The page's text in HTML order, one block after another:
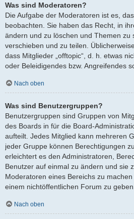
Was sind Moderatoren?
Die Aufgabe der Moderatoren ist es,
beobachten. Sie haben das Recht, in
ändern und zu löschen und Themen zu
verschieben und zu teilen.
dass Mitglieder „offtopic“, d. h. etwas
oder Beleidigendes bzw. Angreifendes
Nach oben
Was sind Benutzergruppen?
Benutzergruppen sind Gruppen von
des Boards in für die Board-
aufteilt. Jedes Mitglied kann mehreren
jeder Gruppe können Berechtigungen
erleichtert es den Administratoren,
Benutzer auf einmal zu ändern und sie
Moderatoren eines Bereichs zu
einem nichtöffentlichen Forum zu
Nach oben